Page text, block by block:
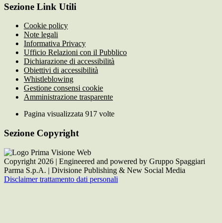
Sezione Link Utili
Cookie policy
Note legali
Informativa Privacy
Ufficio Relazioni con il Pubblico
Dichiarazione di accessibilità
Obiettivi di accessibilità
Whistleblowing
Gestione consensi cookie
Amministrazione trasparente
Pagina visualizzata 917 volte
Sezione Copyright
Copyright 2026 | Engineered and powered by Gruppo Spaggiari
Parma S.p.A. | Divisione Publishing & New Social Media
Disclaimer trattamento dati personali